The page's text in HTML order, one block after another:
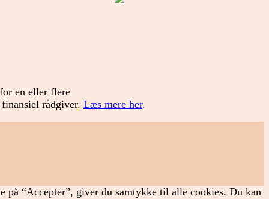
en eller flere
rådgiver. Læs mere her.
på “Accepter”, giver du samtykke til alle cookies. Du kan